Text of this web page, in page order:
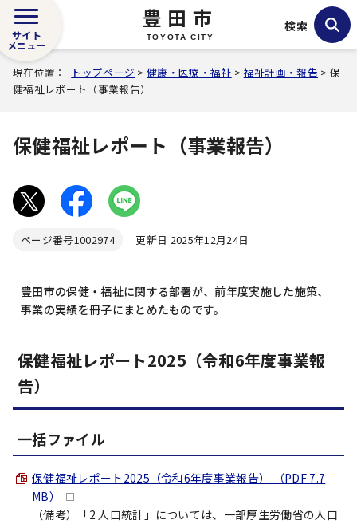
豊田市
TOYOTA CITY
サイト
メニュー
検索
現在位置： トップページ >健康・医療・福祉 > 福祉計画・報告 > 保
健福祉レポート（事業報告）
保健福祉レポート（事業報告）
ページ番号1002974 更新日 2025年12月24日
豊田市の保健・福祉に関する部署が、前年度実施した施策、
事業の実績を冊子にまとめたものです。
保健福祉レポート2025（令和6年度事業報
告）
一括ファイル
保健福祉レポート2025（令和6年度事業報告） （PDF 7.7
MB）
（備考）「2 人口統計」については、一部厚生労働省の人口